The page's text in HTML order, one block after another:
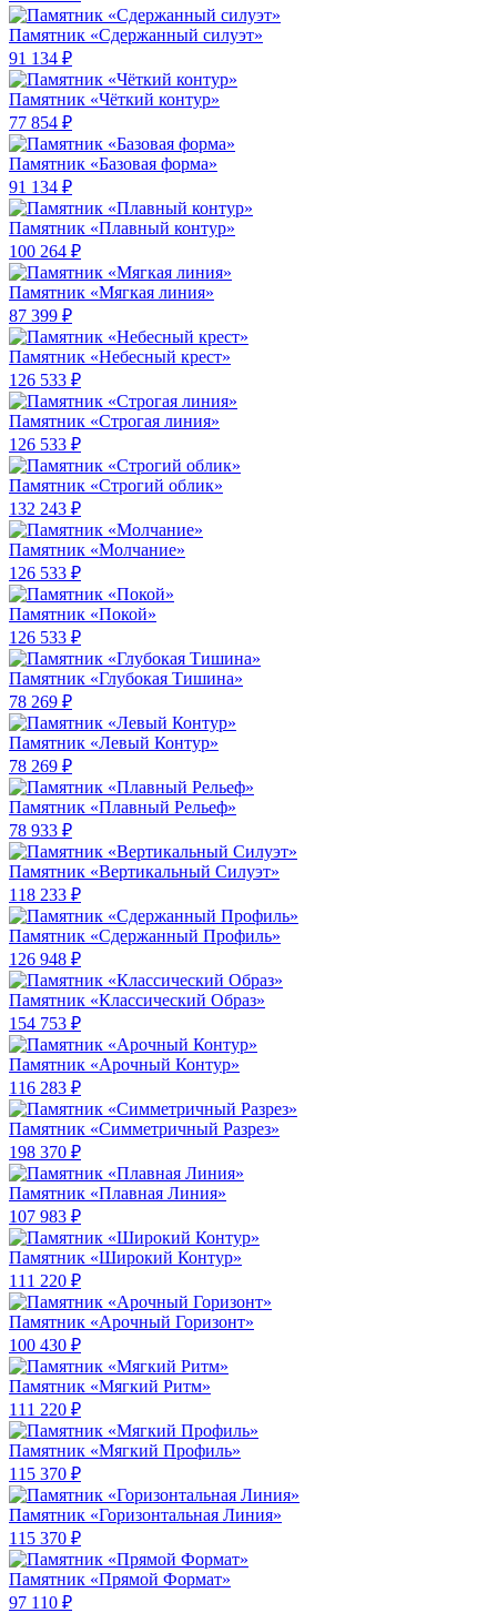
Памятник «Сдержанный силуэт»
91 134 ₽
Памятник «Чёткий контур»
77 854 ₽
Памятник «Базовая форма»
91 134 ₽
Памятник «Плавный контур»
100 264 ₽
Памятник «Мягкая линия»
87 399 ₽
Памятник «Небесный крест»
126 533 ₽
Памятник «Строгая линия»
126 533 ₽
Памятник «Строгий облик»
132 243 ₽
Памятник «Молчание»
126 533 ₽
Памятник «Покой»
126 533 ₽
Памятник «Глубокая Тишина»
78 269 ₽
Памятник «Левый Контур»
78 269 ₽
Памятник «Плавный Рельеф»
78 933 ₽
Памятник «Вертикальный Силуэт»
118 233 ₽
Памятник «Сдержанный Профиль»
126 948 ₽
Памятник «Классический Образ»
154 753 ₽
Памятник «Арочный Контур»
116 283 ₽
Памятник «Симметричный Разрез»
198 370 ₽
Памятник «Плавная Линия»
107 983 ₽
Памятник «Широкий Контур»
111 220 ₽
Памятник «Арочный Горизонт»
100 430 ₽
Памятник «Мягкий Ритм»
111 220 ₽
Памятник «Мягкий Профиль»
115 370 ₽
Памятник «Горизонтальная Линия»
115 370 ₽
Памятник «Прямой Формат»
97 110 ₽